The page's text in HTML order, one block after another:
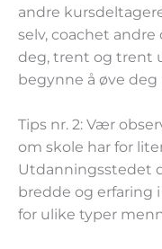
andre
selv, coachet
deg, trent og trent
begynne å øve
Tips nr. 2: Vær
om skole har for
Utdanningsstedet
bredde og erfaring
for ulike typer